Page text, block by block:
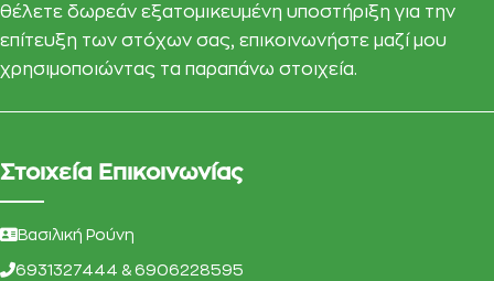
θέλετε δωρεάν εξατομικευμένη υποστήριξη για την
επίτευξη των στόχων σας, επικοινωνήστε μαζί μου
χρησιμοποιώντας τα παραπάνω στοιχεία.
Στοιχεία Επικοινωνίας
Βασιλική Ρούνη
6931327444 & 6906228595